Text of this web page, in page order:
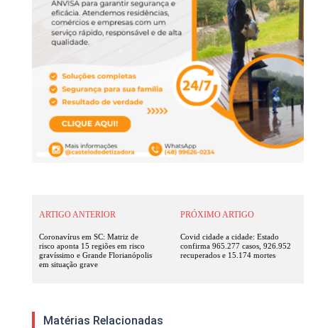
ARTIGO ANTERIOR
Coronavírus em SC: Matriz de
risco aponta 15 regiões em risco
gravíssimo e Grande Florianópolis
em situação grave
PRÓXIMO ARTIGO
Covid cidade a cidade: Estado
confirma 965.277 casos, 926.952
recuperados e 15.174 mortes
Matérias Relacionadas